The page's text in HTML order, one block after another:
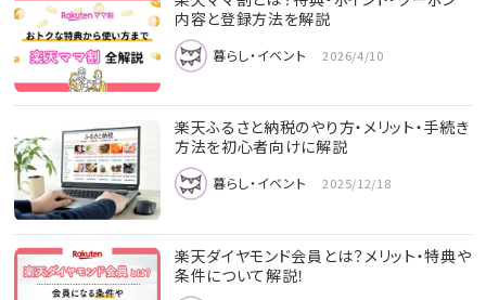
内容と登録方法を解説
暮らし・イベント 2026/4/10
楽天ふるさと納税のやり方・メリット・手続き
方法を初心者向けに解説
暮らし・イベント 2025/12/18
楽天ダイヤモンド会員とは？メリット・特典や
条件について解説！